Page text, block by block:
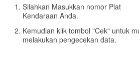
Silahkan Masukkan nomor Plat
Kendaraan Anda.
Kemudian klik tombol "Cek" untuk
melakukan pengecekan data.